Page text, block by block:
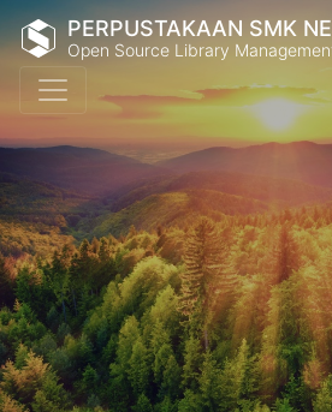
PERPUSTAKAAN SMK
Open Source Library